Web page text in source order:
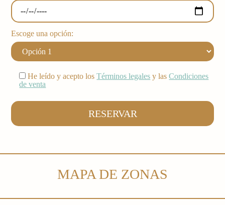
Escoge una opción:
He leído y acepto losTérminos legales y lasCondiciones
de venta
MAPA DE ZONAS